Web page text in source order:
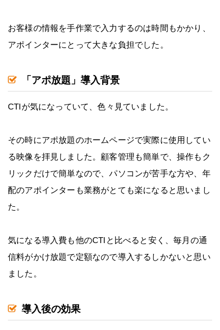
お客様の情報を手作業で入力するのは時間もかかり、
アポインターにとって大きな負担でした。
「アポ放題」導入背景
CTIが気になっていて、色々見ていました。
その時にアポ放題のホームページで実際に使用してい
る映像を拝見しました。顧客管理も簡単で、操作もク
リックだけで簡単なので、パソコンが苦手な方や、年
配のアポインターも業務がとても楽になると思いまし
た。
気になる導入費も他のCTIと比べると安く、毎月の通
信料がかけ放題で定額なので導入するしかないと思い
ました。
導入後の効果